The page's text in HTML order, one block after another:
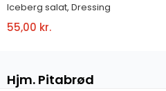
Iceberg salat, Dressing
55,00 kr.
Hjm. Pitabrød